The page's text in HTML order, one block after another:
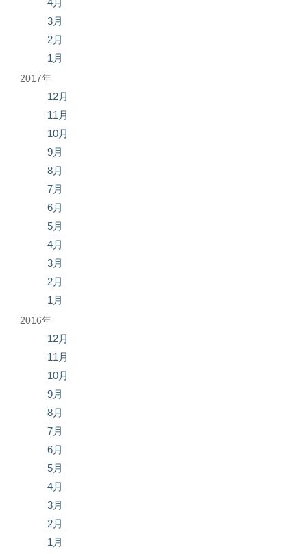
4月
3月
2月
1月
2017年
12月
11月
10月
9月
8月
7月
6月
5月
4月
3月
2月
1月
2016年
12月
11月
10月
9月
8月
7月
6月
5月
4月
3月
2月
1月